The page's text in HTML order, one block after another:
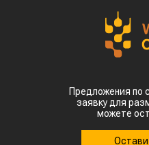
Предложения по
заявку для
можете